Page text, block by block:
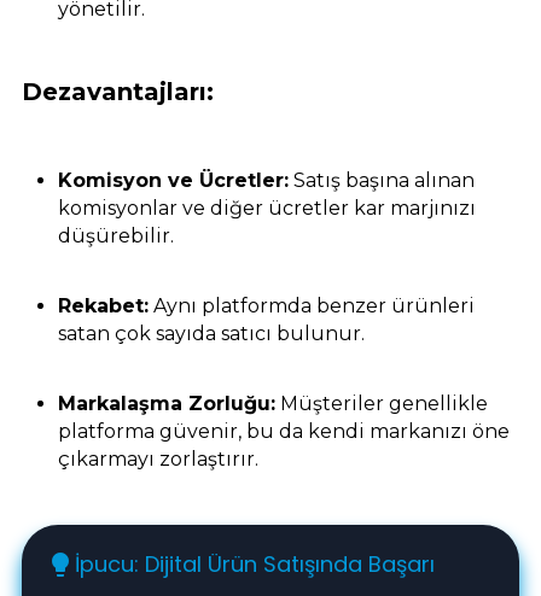
yönetilir.
Dezavantajları:
Komisyon ve Ücretler: Satış başına alınan
komisyonlar ve diğer ücretler kar marjınızı
düşürebilir.
Rekabet: Aynı platformda benzer ürünleri
satan çok sayıda satıcı bulunur.
Markalaşma Zorluğu: Müşteriler genellikle
platforma güvenir, bu da kendi markanızı öne
çıkarmayı zorlaştırır.
lightbulb İpucu: Dijital Ürün Satışında Başarı